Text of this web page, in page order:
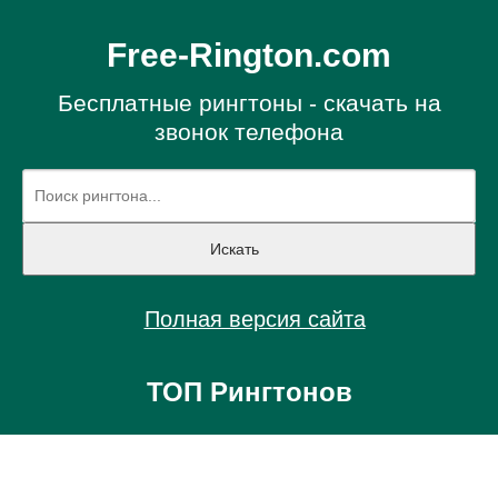
Free-Rington.com
Бесплатные рингтоны - скачать на
звонок телефона
Полная версия сайта
ТОП Рингтонов